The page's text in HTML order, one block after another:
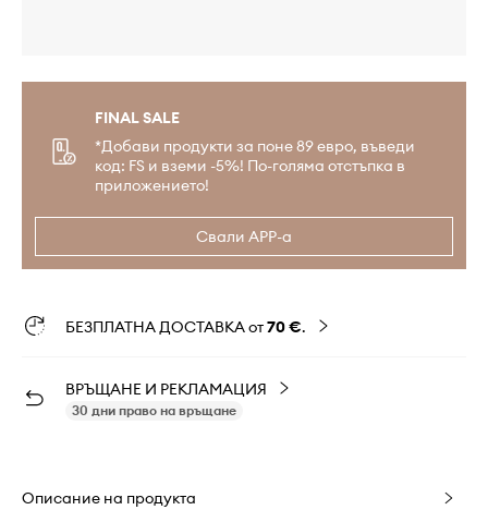
FINAL SALE
*Добави продукти за поне 89 евро, въведи
код: FS и вземи -5%! По-голяма отстъпка в
приложението!
Свали APP-а
БЕЗПЛАТНА ДОСТАВКА от70 €.
ВРЪЩАНЕ И РЕКЛАМАЦИЯ
30 дни право на връщане
Описание на продукта